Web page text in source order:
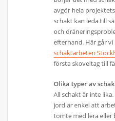
avgör hela
schakt kan leda till
och
efterhand. Här går
schaktarbeten
första skoveltag till
Olika typer av
All schakt är inte
jord är enkel att
tomte med lera eller